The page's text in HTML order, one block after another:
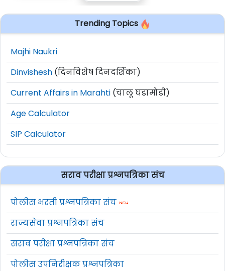
Trending Topics
Majhi Naukri
Dinvishesh (दिनविशेष दिनदर्शिका)
Current Affairs in Marahti (चालू घडामोडी)
Age Calculator
SIP Calculator
सराव परीक्षा प्रश्नपत्रिका संच
पोलीस भरती प्रश्नपत्रिका संच
राज्यसेवा प्रश्नपत्रिका संच
सराव परीक्षा प्रश्नपत्रिका संच
पोलीस उपनिरीक्षक प्रश्नपत्रिका